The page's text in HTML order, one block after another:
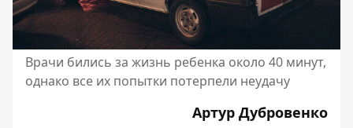
Врачи бились за жизнь ребенка около 40 минут,
однако все их попытки потерпели неудачу
Артур Дубровенко